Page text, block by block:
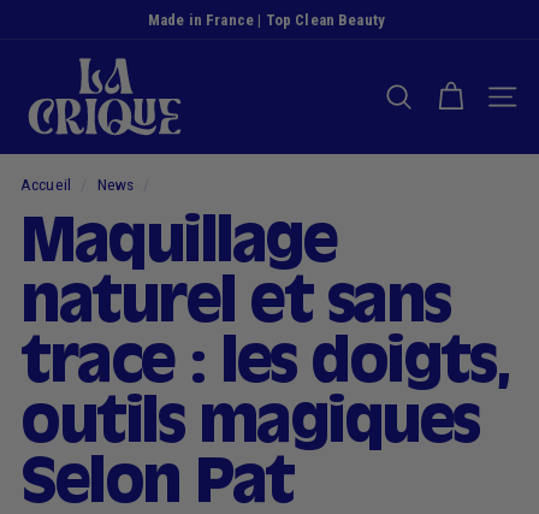
Made in France | Top Clean Beauty
a
C
r
i
q
u
e
RECHERCHER
Accueil News
Maquillage
naturel et sans
trace : les doigts,
outils magiques
Selon Pat